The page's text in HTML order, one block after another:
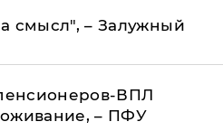
смысл", – Залужный
ВПЛ
– ПФУ